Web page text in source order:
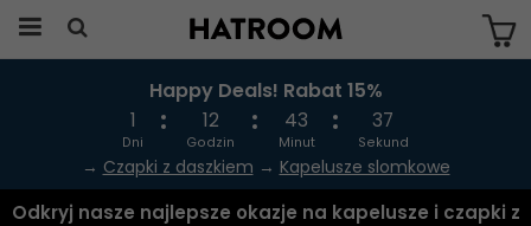
Produkten har blivit tillagd i varukorgen
Happy Deals! Rabat 15%
1
Dni
12
Godzin
43
Minut
37
Sekund
→ Czapki z daszkiem → Kapelusze slomkowe
Odkryj nasze najlepsze okazje na kapelusze i czapki z